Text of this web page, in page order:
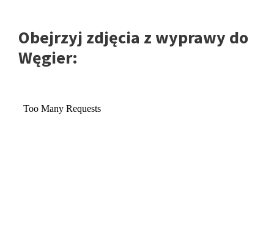
Obejrzyj zdjęcia z wyprawy do
Węgier: